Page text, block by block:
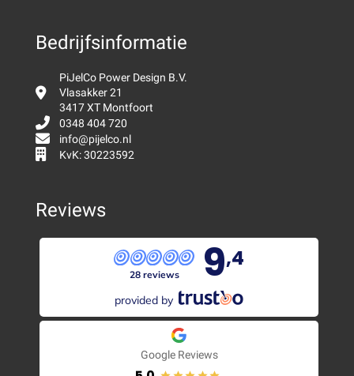
Bedrijfsinformatie
PiJelCo Power Design B.V.
Vlasakker 21
3417 XT Montfoort
0348 404 720
info@pijelco.nl
KvK: 30223592
Reviews
28 reviews 9,4
provided by
Google Reviews